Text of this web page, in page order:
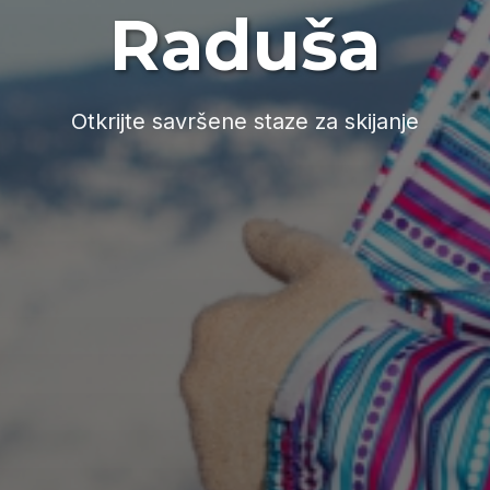
Raduša
Otkrijte savršene staze za skijanje